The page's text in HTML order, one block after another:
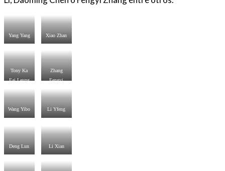
Yang Yang Xiao Zhan
Tony Ka
Fai Leung
Zhang
Fengyi
Wang Yibo Li Yfeng
Deng Lun Li Xian